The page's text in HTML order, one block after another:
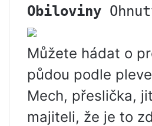
Obiloviny
Můžete hádat o
půdou podle
Mech, přeslička,
majiteli, že je to